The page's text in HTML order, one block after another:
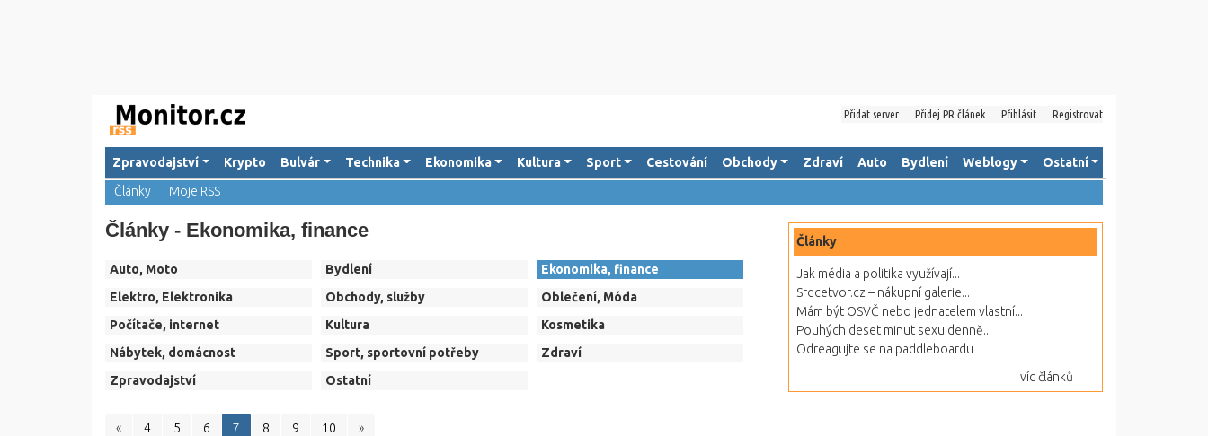
Přidat server Přidej PR článek Přihlásit Registrovat
Zpravodajství Krypto Bulvár Technika Ekonomika Kultura Sport Cestování Obchody Zdraví Auto Bydlení Weblogy
Ostatní
Články
Moje RSS
Články - Ekonomika, finance
Auto, Moto Bydlení
Ekonomika, finance
Elektro, Elektronika
Obchody, služby
Oblečení, Móda
Počítače, internet
Kultura
Kosmetika
Nábytek, domácnost
Sport, sportovní potřeby
Zdraví
Zpravodajství
Ostatní
« 4 5 6 7 8 9 10 »
Články
Jak média a politika využívají...
Srdcetvor.cz – nákupní galerie...
Mám být OSVČ nebo jednatelem vlastní...
Pouhých deset minut sexu denně...
Odreagujte se na paddleboardu
víc článků